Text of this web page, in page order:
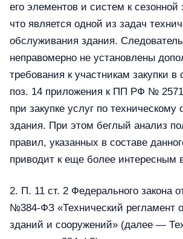
его элементов и систем к сезонной
что является одной из задач
обслуживания здания.
неправомерно не установлены
требования к участникам закупки в
поз. 14 приложения к ПП РФ №
при закупке услуг по
здания. При этом беглый анализ
правил, указанных в составе
приводит к еще более интересным
2. П. 11 ст. 2 Федерального закона
№384-ФЗ «Технический регламент
зданий и сооружений» (далее —